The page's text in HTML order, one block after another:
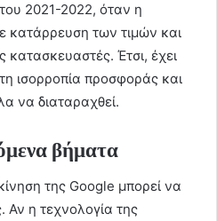
2021-2022, όταν η
κατάρρευση των τιμών και
κατασκευαστές. Έτσι, έχει
ισορροπία προσφοράς και
να διαταραχθεί.
βήματα
της Google μπορεί να
Αν η τεχνολογία της